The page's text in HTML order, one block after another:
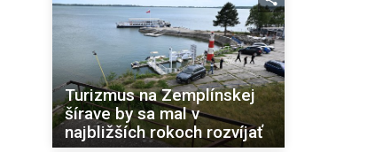
Turizmus na Zemplínskej
šírave by sa mal v
najbližších rokoch rozvíjať